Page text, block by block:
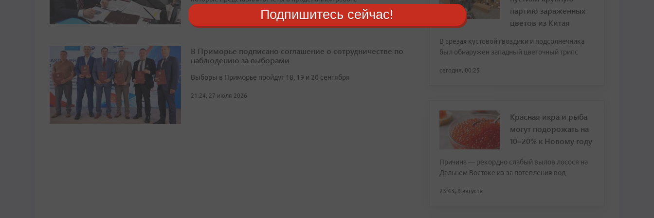
В Приморье подписано соглашение о сотрудничестве по
наблюдению за выборами
Выборы в Приморье пройдут 18, 19 и 20 сентября
21:24, 27 июля 2026
партию зараженных
цветов из Китая
В срезах кустовой гвоздики и подсолнечника
был обнаружен западный цветочный трипс
сегодня, 00:25
Красная икра и рыба
могут подорожать на
10–20% к Новому году
Причина — рекордно слабый вылов лосося на
Дальнем Востоке из-за потепления вод
23:43, 8 августа
Подпишитесь сейчас!